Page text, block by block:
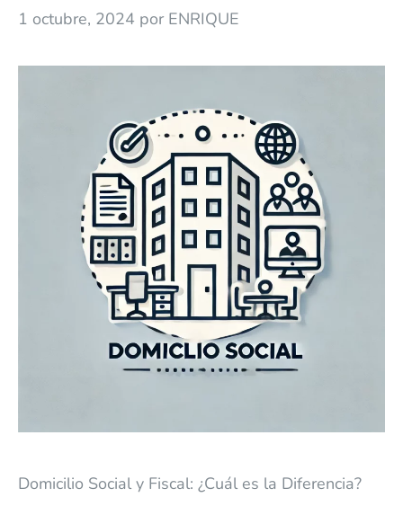
1 octubre, 2024 por ENRIQUE
Domicilio Social y Fiscal: ¿Cuál es la Diferencia?